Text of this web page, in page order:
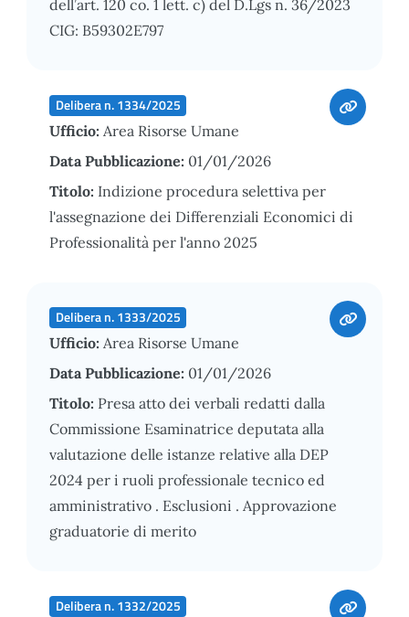
dell’art. 120 co. 1 lett. c) del D.Lgs n. 36/2023
CIG: B59302E797
Delibera n. 1334/2025
Ufficio: Area Risorse Umane
Data Pubblicazione: 01/01/2026
Titolo: Indizione procedura selettiva per
l'assegnazione dei Differenziali Economici di
Professionalità per l'anno 2025
Delibera n. 1333/2025
Ufficio: Area Risorse Umane
Data Pubblicazione: 01/01/2026
Titolo: Presa atto dei verbali redatti dalla
Commissione Esaminatrice deputata alla
valutazione delle istanze relative alla DEP
2024 per i ruoli professionale tecnico ed
amministrativo . Esclusioni . Approvazione
graduatorie di merito
Delibera n. 1332/2025